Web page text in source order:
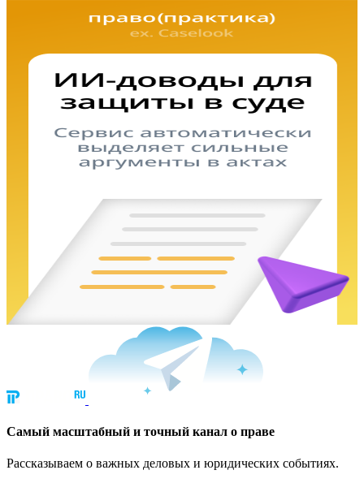
Cамый масштабный и точный канал о праве
Рассказываем о важных деловых и юридических событиях.